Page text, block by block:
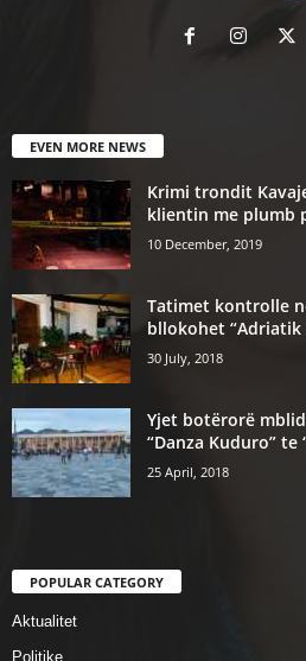
EVEN MORE NEWS
Krimi trondit
klientin me plumb
10 December, 2019
Tatimet kontrolle
bllokohet “Adriatik
30 July, 2018
Yjet botërorë
“Danza Kuduro” te
25 April, 2018
POPULAR CATEGORY
Aktualitet
Politike